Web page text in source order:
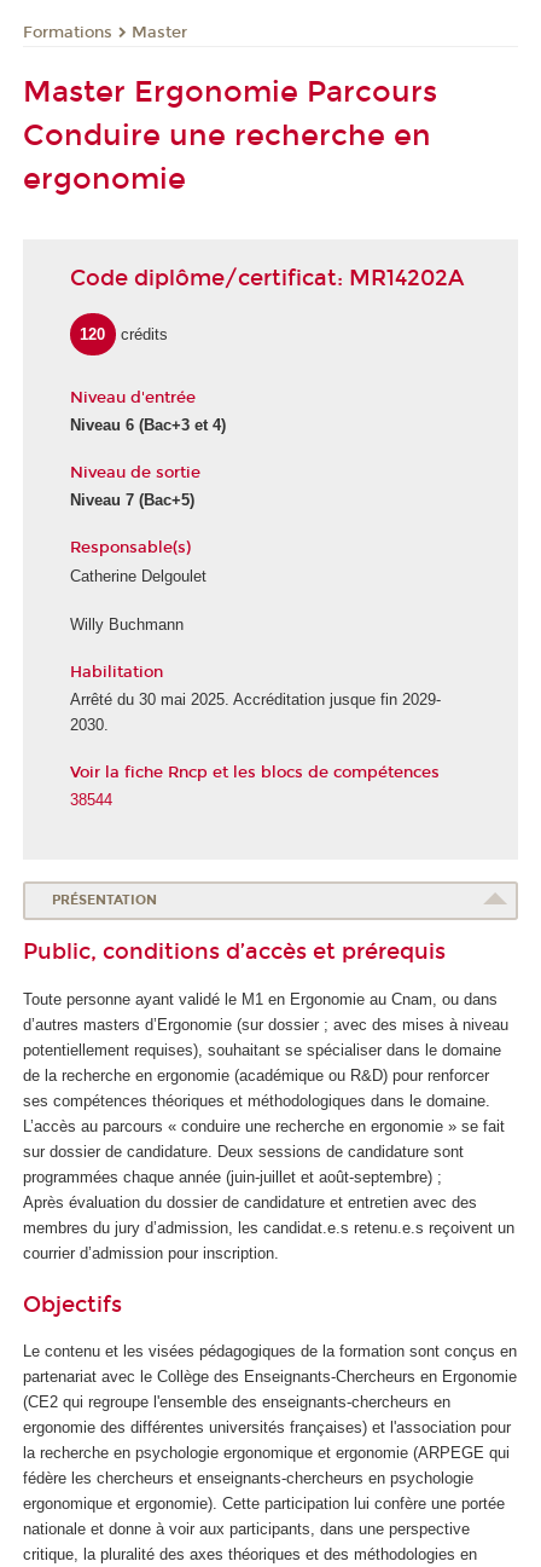
Formations Master
Master Ergonomie Parcours
Conduire une recherche en
ergonomie
Code diplôme/certificat: MR14202A
120 crédits
Niveau d'entrée
Niveau 6 (Bac+3 et 4)
Niveau de sortie
Niveau 7 (Bac+5)
Responsable(s)
Catherine Delgoulet
Willy Buchmann
É
c
o
e
d
S
a
n
é
Habilitation
Arrêté du 30 mai 2025. Accréditation jusque fin 2029-
2030.
Voir la fiche Rncp et les blocs de compétences
38544
PRÉSENTATION
Public, conditions d’accès et prérequis
Toute personne ayant validé le M1 en Ergonomie au Cnam, ou dans
d’autres masters d’Ergonomie (sur dossier ; avec des mises à niveau
potentiellement requises), souhaitant se spécialiser dans le domaine
de la recherche en ergonomie (académique ou R&D) pour renforcer
ses compétences théoriques et méthodologiques dans le domaine.
L’accès au parcours « conduire une recherche en ergonomie » se fait
sur dossier de candidature. Deux sessions de candidature sont
programmées chaque année (juin-juillet et août-septembre) ;
Après évaluation du dossier de candidature et entretien avec des
membres du jury d’admission, les candidat.e.s retenu.e.s reçoivent un
courrier d’admission pour inscription.
Objectifs
Le contenu et les visées pédagogiques de la formation sont conçus en
partenariat avec le Collège des Enseignants-Chercheurs en Ergonomie
(CE2 qui regroupe l'ensemble des enseignants-chercheurs en
ergonomie des différentes universités françaises) et l'association pour
la recherche en psychologie ergonomique et ergonomie (ARPEGE qui
fédère les chercheurs et enseignants-chercheurs en psychologie
ergonomique et ergonomie). Cette participation lui confère une portée
nationale et donne à voir aux participants, dans une perspective
critique, la pluralité des axes théoriques et des méthodologies en